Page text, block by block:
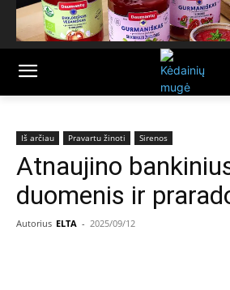
Iš arčiau Pravartu žinoti Sirenos
Atnaujino
duomenis ir
Autorius ELTA - 2025/09/12